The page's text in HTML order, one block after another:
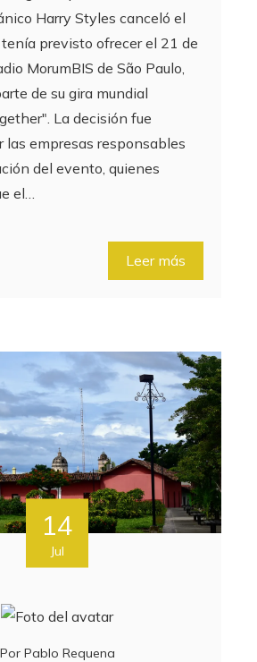
Harry Styles canceló el
previsto ofrecer el 21 de
MorumBIS de São Paulo,
de su gira mundial
La decisión fue
las empresas responsables
del evento, quienes
el…
Leer más
14
Jul
Por Pablo Requena